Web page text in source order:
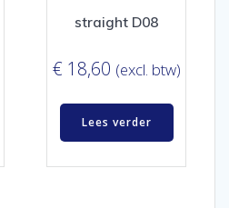
straight D08
€ 18,60 (excl. btw)
Lees verder